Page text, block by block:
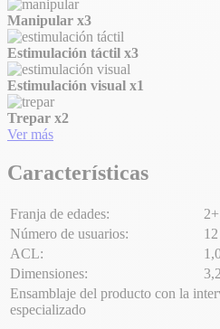
Manipular x3
Estimulación táctil x3
Estimulación visual x1
Trepar x2
Ver más
Características
Franja de edades:
2+
Número de usuarios:
ACL:
Dimensiones:
Ensamblaje del producto con la
especializado